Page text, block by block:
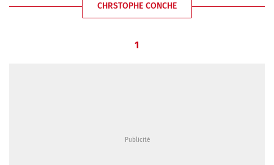
CHRSTOPHE CONCHE
1